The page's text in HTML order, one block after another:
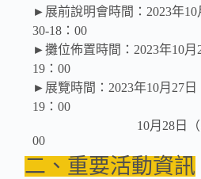
►展前說明會時間：2023年10
30-18：00
►攤位佈置時間：2023年10月
19：00
►展覽時間：2023年10月27日
19：00
10月28日（星期六
00
二、重要活動資訊